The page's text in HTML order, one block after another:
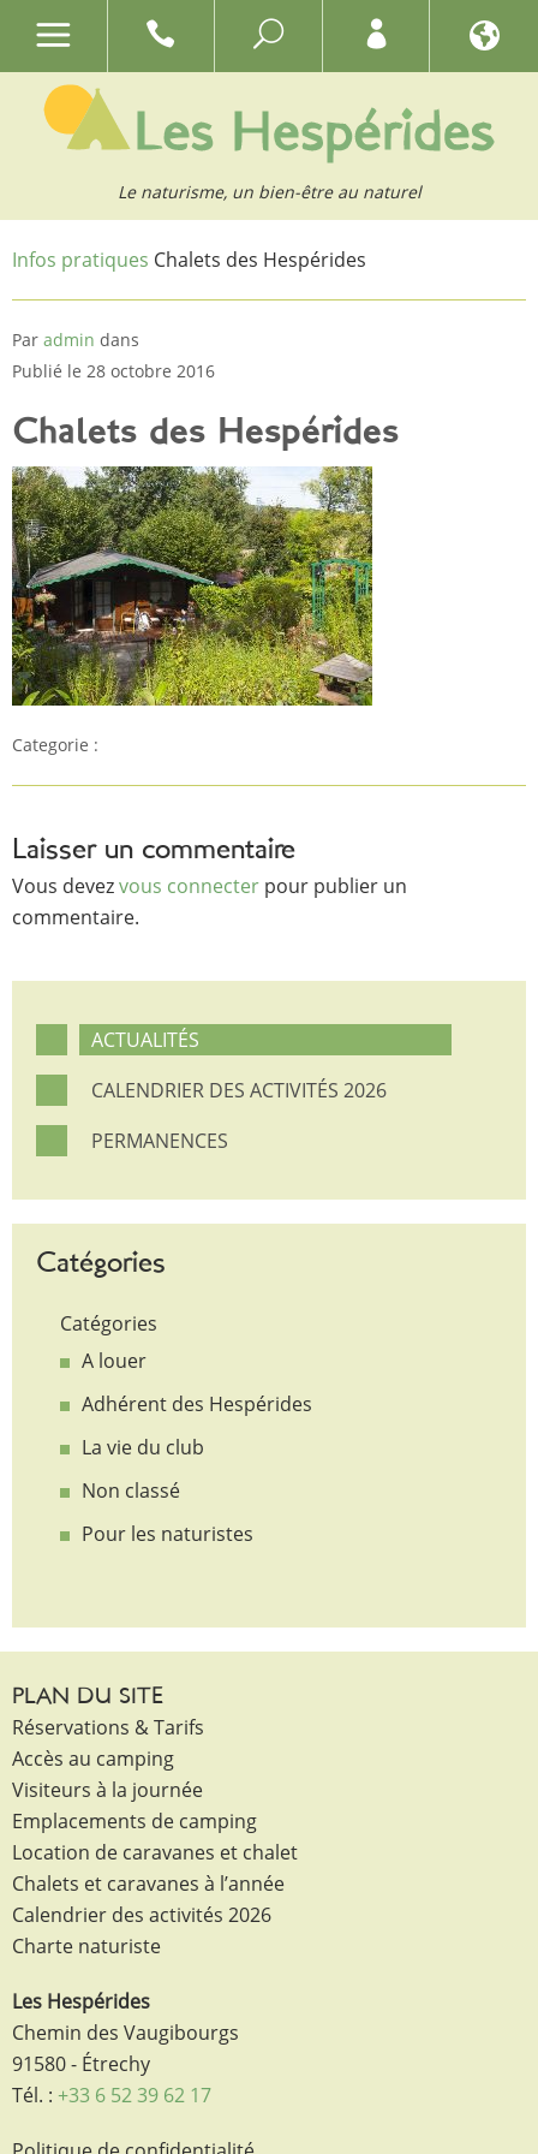
Le naturisme, un bien-être au naturel
Infos pratiques Chalets des Hespérides
Par admin dans
Publié le 28 octobre 2016
Chalets des Hespérides
Categorie :
Laisser un commentaire
Vous devezvous connecter pour publier un
commentaire.
ACTUALITÉS
CALENDRIER DES ACTIVITÉS 2026
PERMANENCES
Catégories
Catégories
A louer
Adhérent des Hespérides
La vie du club
Non classé
Pour les naturistes
PLAN DU SITE
Réservations & Tarifs
Accès au camping
Visiteurs à la journée
Emplacements de camping
Location de caravanes et chalet
Chalets et caravanes à l’année
Calendrier des activités 2026
Charte naturiste
Les Hespérides
Chemin des Vaugibourgs
91580 - Étrechy
Tél. : +33 6 52 39 62 17